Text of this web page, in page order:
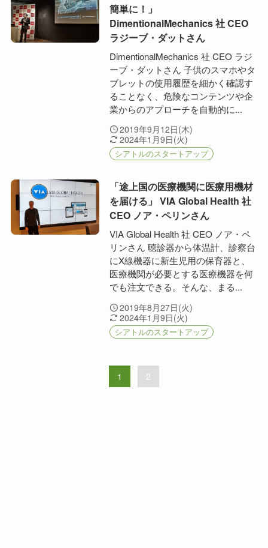
簡単に！」
DimentionalMechanics 社 CEO
ラジーブ・ダットさん
DimentionalMechanics 社 CEO ラジ
ーブ・ダットさん 子供のスマホやタ
ブレットの使用履歴を細かく確認す
ることなく、危険なコンテンツや企
業からのアプローチを自動的に...
2019年9月12日(木)
2024年1月9日(火)
シアトルのスタートアップ
「途上国の医療機関に医療用機材
を届ける」 VIA Global Health 社
CEO ノア・ペリンさん
VIA Global Health 社 CEO ノア・ペ
リンさん 聴診器から体温計、診察台
にX線機器に新生児用の保育器と、
医療機関が必要とする医療機器を何
でも注文できる。そんな、まる...
2019年8月27日(火)
2024年1月9日(火)
シアトルのスタートアップ
1 2